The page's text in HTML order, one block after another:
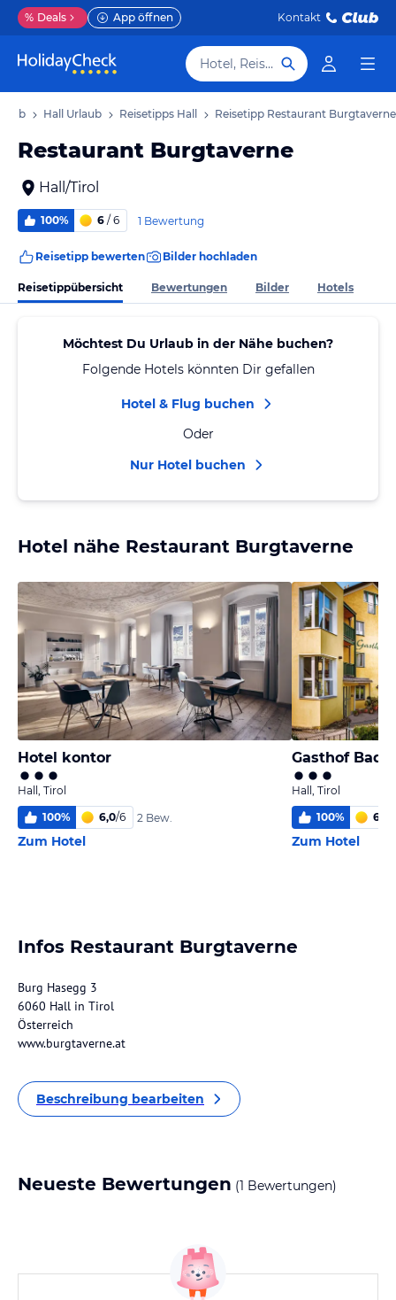
% Deals App öffnen Kontakt
Hotel, Reiseziel
Hall Urlaub Reisetipps Hall Reisetipp Restaurant Burgtaverne
Restaurant Burgtaverne
Hall/Tirol
100% 6 / 6 1 Bewertung
Reisetipp bewerten Bilder hochladen
Reisetippübersicht Bewertungen Bilder Hotels
Möchtest Du Urlaub in der Nähe buchen?
Folgende Hotels könnten Dir gefallen
Hotel & Flug buchen
Oder
Nur Hotel buchen
Hotel nähe Restaurant Burgtaverne
Hotel kontor
Hall, Tirol
100% 6,0/6 2 Bew.
Zum Hotel
Gasthof Badl
Hall, Tirol
100% 6,0
Zum Hotel
Infos Restaurant Burgtaverne
Burg Hasegg 3
6060 Hall in Tirol
Österreich
www.burgtaverne.at
Beschreibung bearbeiten
Neueste Bewertungen (1 Bewertungen)